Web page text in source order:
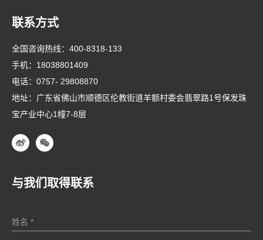
联系方式
全国咨询热线： 400-8318-133
手机： 18038801409
电话： 0757- 29808870
地址：广东省佛山市顺德区伦教街道羊额村委会翡翠路1号保发珠
宝产业中心1幢7-8层
与我们取得联系